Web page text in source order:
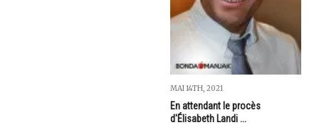
MAI 14TH, 2021
En attendant le procès
d'Élisabeth Landi ...